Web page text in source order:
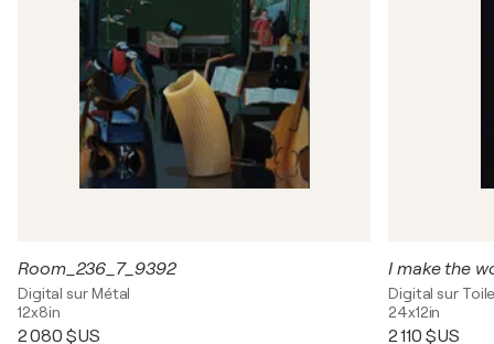
Room_236_7_9392
Digital sur Métal
12x8in
2 080 $US
I make the
Digital sur
24x12in
2 110 $US